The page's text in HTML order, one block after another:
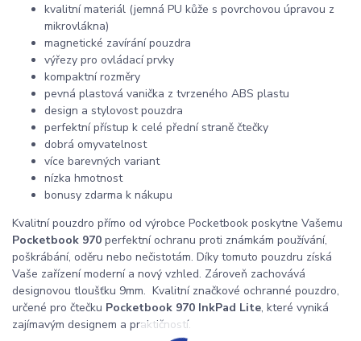
kvalitní materiál (jemná PU kůže s povrchovou úpravou z
mikrovlákna)
magnetické zavírání pouzdra
výřezy pro ovládací prvky
kompaktní rozměry
pevná plastová vanička z tvrzeného ABS plastu
design a stylovost pouzdra
perfektní přístup k celé přední straně čtečky
dobrá omyvatelnost
více barevných variant
nízka hmotnost
bonusy zdarma k nákupu
Kvalitní pouzdro přímo od výrobce Pocketbook poskytne Vašemu
Pocketbook 970 perfektní ochranu proti známkám používání,
poškrábání, oděru nebo nečistotám. Díky tomuto pouzdru získá
Vaše zařízení moderní a nový vzhled. Zároveň zachovává
designovou tloušťku 9mm. Kvalitní značkové ochranné pouzdro,
určené pro čtečku Pocketbook 970 InkPad Lite, které vyniká
zajímavým designem a praktičností.